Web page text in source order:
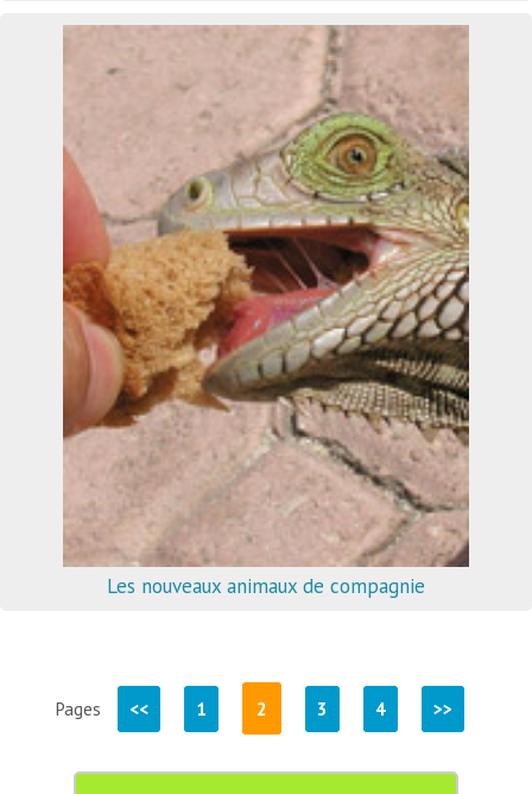
Les nouveaux animaux de compagnie
Pages << 1 2 3 4 >>